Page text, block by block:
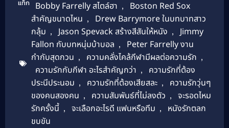
แท็ก Bobby Farrelly สไตล์ฮา ,
Boston Red Sox
สำคัญขนาดไหน ,
Drew Barrymore ในบทบาทสาว
กลุ้ม , Jason Spevack สร้างสีสันให้หนัง ,
Jimmy
Fallon กับบทหนุ่มบ้าบอล ,
Peter Farrelly งาน
กำกับสุดกวน , ความคลั่งไคล้กีฬามีผลต่อความรัก ,
ความรักกับกีฬา อะไรสำคัญกว่า ,
ความรักที่ต้อง
ประนีประนอม , ความรักที่ต้องเสียสละ ,
ความรักวุ่นๆ
ของคนสองคน , ความสัมพันธ์ที่ไม่ลงตัว ,
จะรอดไหม
รักครั้งนี้ , จะเลือกอะไรดี แฟนหรือทีม ,
หนังรักตลก
ขบขัน